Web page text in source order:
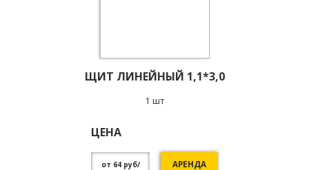
ЩИТ ЛИНЕЙНЫЙ 1,1*3,0
1 шт
ЦЕНА
от 64 руб/ АРЕНДА